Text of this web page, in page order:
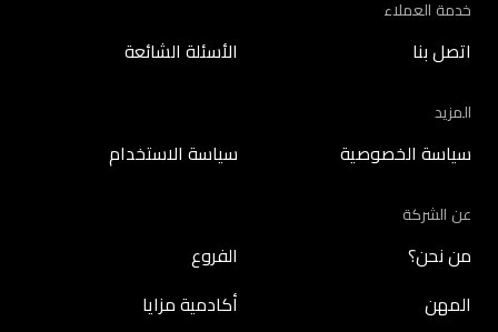
خدمة العملاء
اتصل بنا الأسئلة الشائعة
المزيد
سياسة الخصوصية سياسة الاستخدام
عن الشركة
من نحن؟ الفروع
المهن أكادمية مزايا